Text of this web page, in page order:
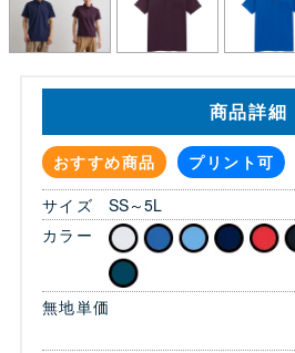
商品詳細
おすすめ商品 プリント可
サイズ
SS～5L
カラー
無地単価